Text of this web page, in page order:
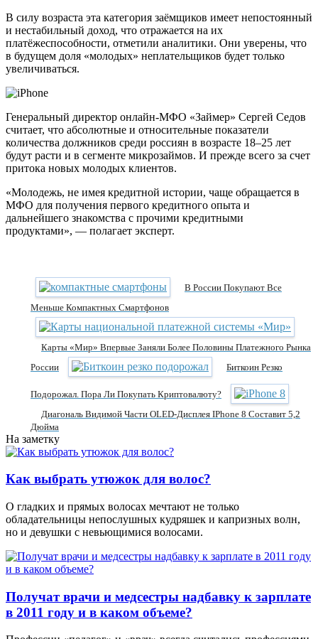
В силу возраста эта категория заёмщиков имеет непостоянный
и нестабильный доход, что отражается на их
платёжеспособности, отметили аналитики. Они уверены, что
в будущем доля «молодых» неплательщиков будет только
увеличиваться.
Генеральный директор онлайн-МФО «Займер» Сергей Седов
считает, что абсолютные и относительные показатели
количества должников среди россиян в возрасте 18–25 лет
будут расти и в сегменте микрозаймов. И прежде всего за счет
притока новых молодых клиентов.
«Молодежь, не имея кредитной истории, чаще обращается в
МФО для получения первого кредитного опыта и
дальнейшего знакомства с прочими кредитными
продуктами», — полагает эксперт.
В России Покупают Все
Меньше Компактных Смартфонов
Карты «Мир» Впервые Заняли Более Половины Платежного Рынка
России
Биткоин Резко
Подорожал. Пора Ли Покупать Криптовалюту?
Диагональ Видимой Части OLED-Дисплея IPhone 8 Составит 5,2
Дюйма
На заметку
Как выбрать утюжок для волос?
О гладких и прямых волосах мечтают не только
обладательницы непослушных кудряшек и капризных волн,
но и девушки с невьющимися волосами.
Получат врачи и медсестры надбавку к зарплате
в 2011 году и в каком объеме?